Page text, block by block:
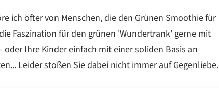
ich öfter von Menschen, die den Grünen Smoothie für
Faszination für den grünen 'Wundertrank' gerne mit
Ihre Kinder einfach mit einer soliden Basis an
Leider stoßen Sie dabei nicht immer auf Gegenliebe.